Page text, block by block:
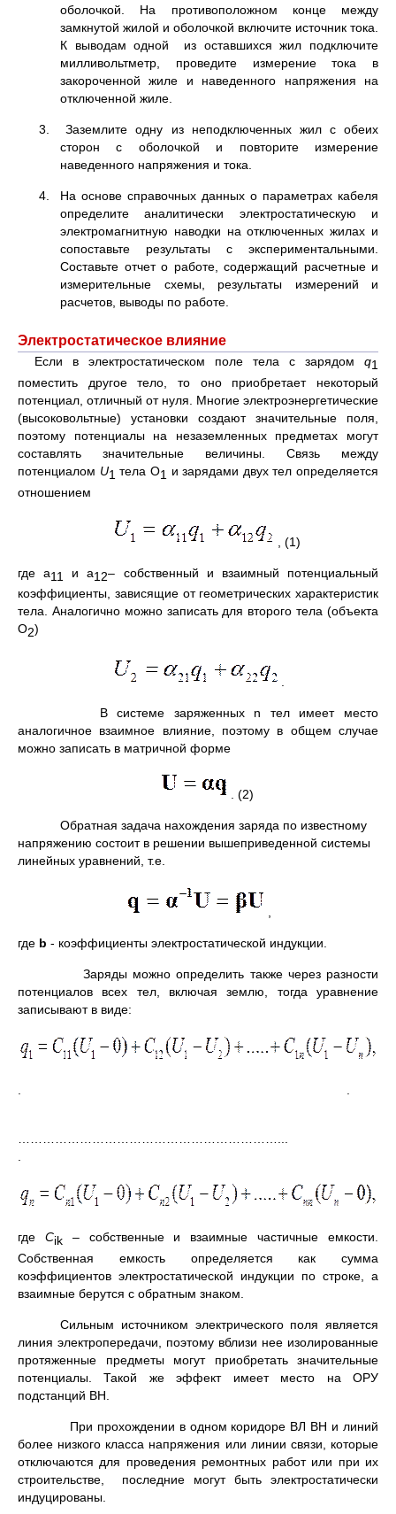
оболочкой. На противоположном конце между
замкнутой жилой и оболочкой включите источник тока.
К выводам одной из оставшихся жил подключите
милливольтметр, проведите измерение тока в
закороченной жиле и наведенного напряжения на
отключенной жиле.
3. Заземлите одну из неподключенных жил с обеих
сторон с оболочкой и повторите измерение
наведенного напряжения и тока.
4. На основе справочных данных о параметрах кабеля
определите аналитически электростатическую и
электромагнитную наводки на отключенных жилах и
сопоставьте результаты с экспериментальными.
Составьте отчет о работе, содержащий расчетные и
измерительные схемы, результаты измерений и
расчетов, выводы по работе.
Электростатическое влияние
Если в электростатическом поле тела с зарядом q1
поместить другое тело, то оно приобретает некоторый
потенциал, отличный от нуля. Многие электроэнергетические
(высоковольтные) установки создают значительные поля,
поэтому потенциалы на незаземленных предметах могут
составлять значительные величины. Связь между
потенциалом U1 тела О1 и зарядами двух тел определяется
отношением
, (1)
где a11 и a12– собственный и взаимный потенциальный
коэффициенты, зависящие от геометрических характеристик
тела. Аналогично можно записать для второго тела (объекта
О2)
В системе заряженных n тел имеет место
аналогичное взаимное влияние, поэтому в общем случае
можно записать в матричной форме
. (2)
Обратная задача нахождения заряда по известному
напряжению состоит в решении вышеприведенной системы
линейных уравнений, т.е.
где b - коэффициенты электростатической индукции.
Заряды можно определить также через разности
потенциалов всех тел, включая землю, тогда уравнение
записывают в виде:
где Сik– собственные и взаимные частичные емкости.
Собственная емкость определяется как сумма
коэффициентов электростатической индукции по строке, а
взаимные берутся с обратным знаком.
Сильным источником электрического поля является
линия электропередачи, поэтому вблизи нее изолированные
протяженные предметы могут приобретать значительные
потенциалы. Такой же эффект имеет место на ОРУ
подстанций ВН.
При прохождении в одном коридоре ВЛ ВН и линий
более низкого класса напряжения или линии связи, которые
отключаются для проведения ремонтных работ или при их
строительстве, последние могут быть электростатически
индуцированы.